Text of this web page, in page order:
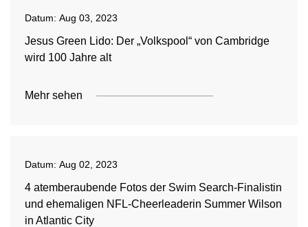
Datum: Aug 03, 2023
Jesus Green Lido: Der „Volkspool“ von Cambridge
wird 100 Jahre alt
Mehr sehen
Datum: Aug 02, 2023
4 atemberaubende Fotos der Swim Search-Finalistin
und ehemaligen NFL-Cheerleaderin Summer Wilson
in Atlantic City